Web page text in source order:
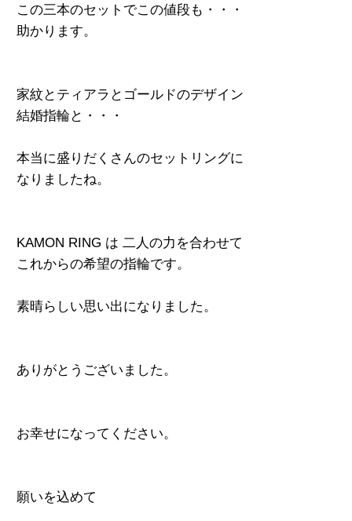
この三本のセットでこの値段も・・・
助かります。
家紋とティアラとゴールドのデザイン
結婚指輪と・・・
本当に盛りだくさんのセットリングに
なりましたね。
KAMON RING は 二人の力を合わせて
これからの希望の指輪です。
素晴らしい思い出になりました。
ありがとうございました。
お幸せになってください。
願いを込めて